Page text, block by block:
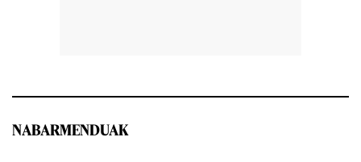
NABARMENDUAK